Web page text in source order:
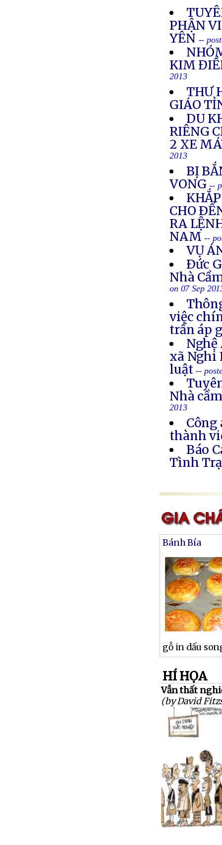
PHẬN
YÊN --
KIM
2013
THƯ
GIÁO
DU
RIÊNG
2 XE
2013
BỊ
VONG --
CHO
RA
NAM--
VỤ
Ðức
Nhà
on 07 Sep
việc
trấn áp
Nghệ
xã Nghi
luật--
Nhà
2013
thành
Báo
Tình
Bánh Bía
gỗ in dấu
HÍ HỌA
Vẫn thất
(by David